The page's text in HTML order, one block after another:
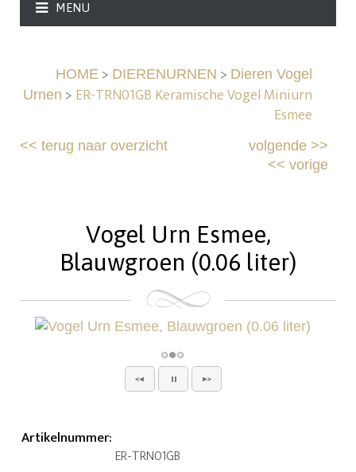
MENU
HOME> DIERENURNEN > Dieren Vogel
Urnen > ER-TRN01GB Keramische Vogel Miniurn
Esmee
<<terug naar overzicht volgende>>
<< vorige
Vogel Urn Esmee,
Blauwgroen (0.06 liter)
Artikelnummer:
ER-TRN01GB